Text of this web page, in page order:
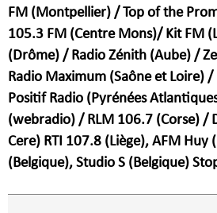
FM (Montpellier) / Top of the
105.3 FM (Centre Mons)/ Kit FM
(Drôme) / Radio Zénith (Aube) /
Radio Maximum (Saône et Loire)
Positif Radio (Pyrénées
(webradio) / RLM 106.7 (Corse) /
Cere) RTI 107.8 (Liège), AFM Huy
(Belgique), Studio S (Belgique)